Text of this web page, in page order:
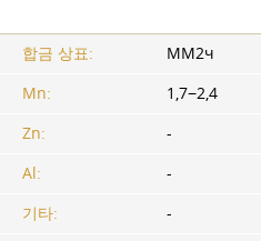
합금 상표:
MM2ч
Mn:
1,7−2,4
Zn:
-
Al:
-
기타:
-